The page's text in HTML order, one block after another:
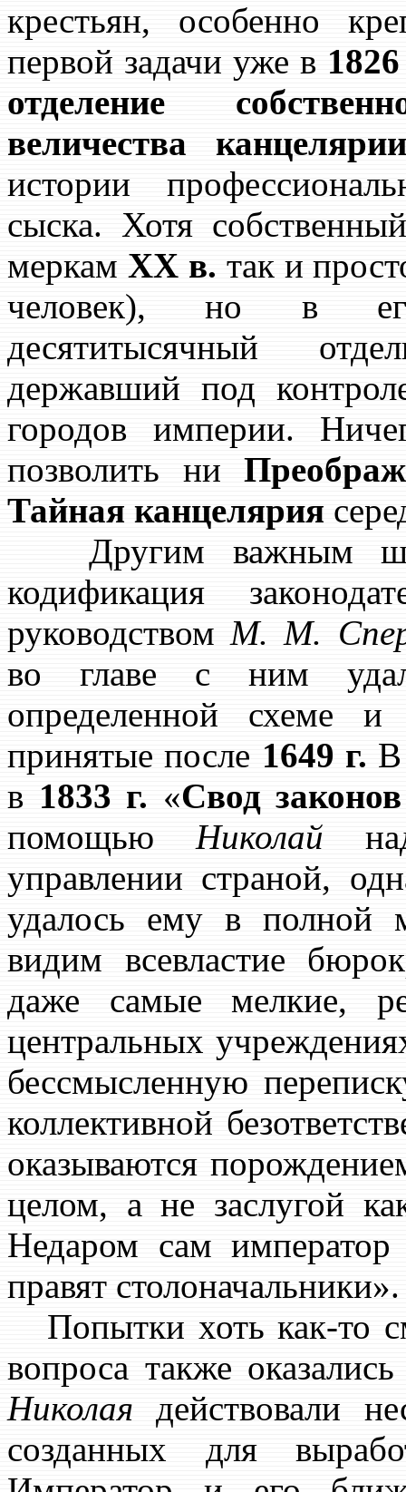
крестьян, особенно
первой задачи уже в 1826
отделение
величества
истории
сыска. Хотя
меркам XX в. так и
человек), но в
десятитысячный
державший под
городов империи.
позволить ни
Тайная канцелярия
Другим важным
кодификация
руководствомМ. М.
во главе с ним
определенной схеме и
принятые после 1649 г. В
в 1833 г. «Свод
помощью Николай
управлении страной,
удалось ему в полной
видим всевластие
даже самые мелкие,
центральных
бессмысленную
коллективной
оказываются
целом, а не заслугой
Недаром сам император
правят столоначальники».
Попытки хоть как-то
вопроса также
Николая действовали
созданных для